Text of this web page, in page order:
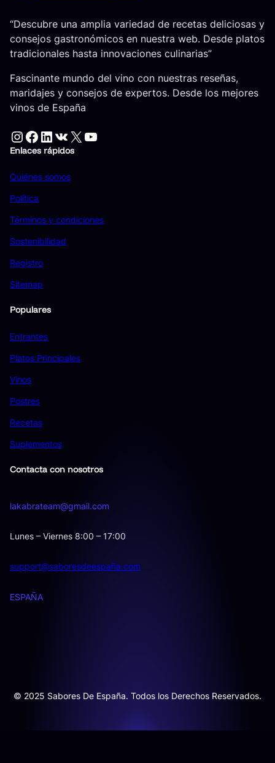
“Descubre una amplia variedad de recetas deliciosas y
consejos gastronómicos en nuestra web. Desde platos
tradicionales hasta innovaciones culinarias”
Fascinante mundo del vino con nuestras reseñas,
maridajes y consejos de expertos. Desde los mejores
vinos de España
Instagram Facebook LinkedIn VK X YouTube
Enlaces rápidos
Quiénes somos
Política
Términos y condiciones
Sostenibilidad
Registro
Sitemap
Populares
Entrantes
Platos Principales
Vinos
Postres
Recetas
Suplementos
Contacta con nosotros
lakabrateam@gmail.com
Lunes – Viernes 8:00 – 17:00
support@saboresdeespaña.com
ESPAÑA
© 2025 Sabores De España. Todos los Derechos Reservados.